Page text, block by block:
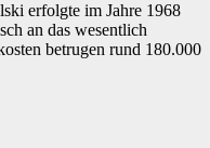
erfolgte im Jahre 1968
an das wesentlich
betrugen rund 180.000